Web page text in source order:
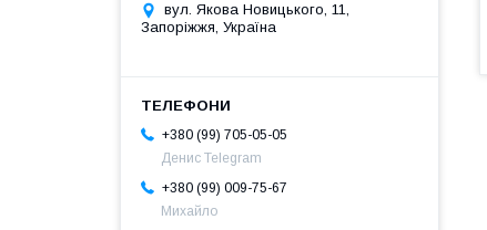
вул. Якова Новицького, 11,
Запоріжжя, Україна
+380 (99) 705-05-05
Денис Telegram
+380 (99) 009-75-67
Михайло